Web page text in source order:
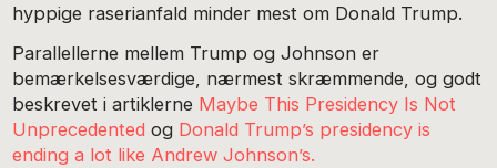
hyppige raserianfald minder mest om Donald Trump.
Parallellerne mellem Trump og Johnson er
bemærkelsesværdige, nærmest skræmmende, og godt
beskrevet i artiklerne Maybe This Presidency Is Not
Unprecedented og Donald Trump’s presidency is
ending a lot like Andrew Johnson’s.